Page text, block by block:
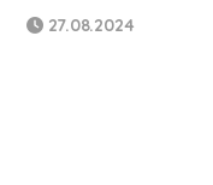
27.08.2024